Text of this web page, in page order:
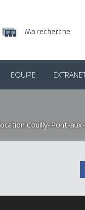
Ma recherche
EQUIPE
Couilly-Pont-